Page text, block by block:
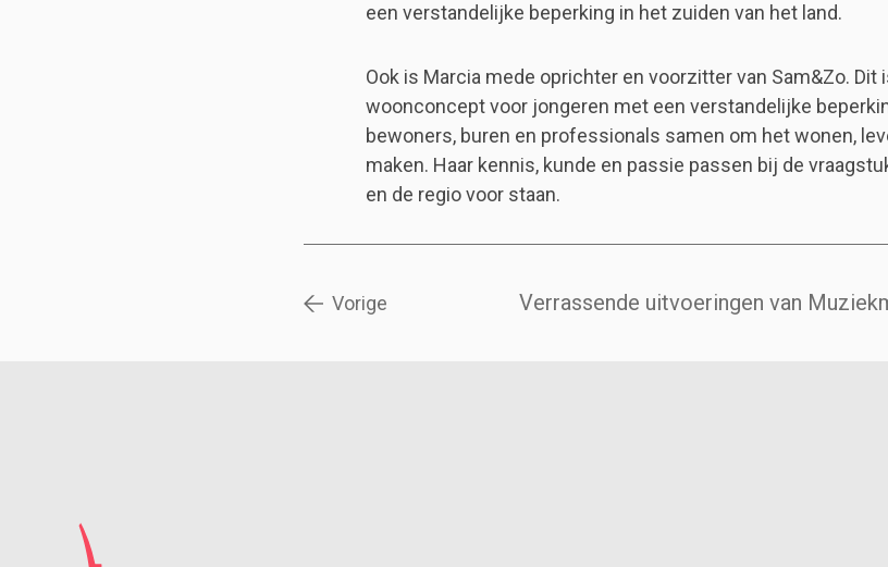
een verstandelijke beperking in het zuiden van het land.
Ook is Marcia mede oprichter en voorzitter van Sam&Zo. Dit
woonconcept voor jongeren met een verstandelijke
bewoners, buren en professionals samen om het wonen,
maken. Haar kennis, kunde en passie passen bij de
en de regio voor staan.
Vorige Verrassende uitvoeringen van